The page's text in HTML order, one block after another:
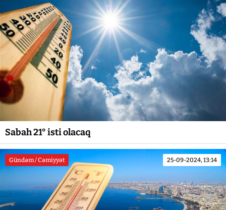
Sabah 21° isti olacaq
Gündəm / Cəmiyyət 25-09-2024, 13:14